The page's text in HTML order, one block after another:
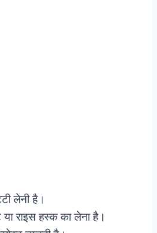
लेनी है।
या राइस हस्क का लेना है।